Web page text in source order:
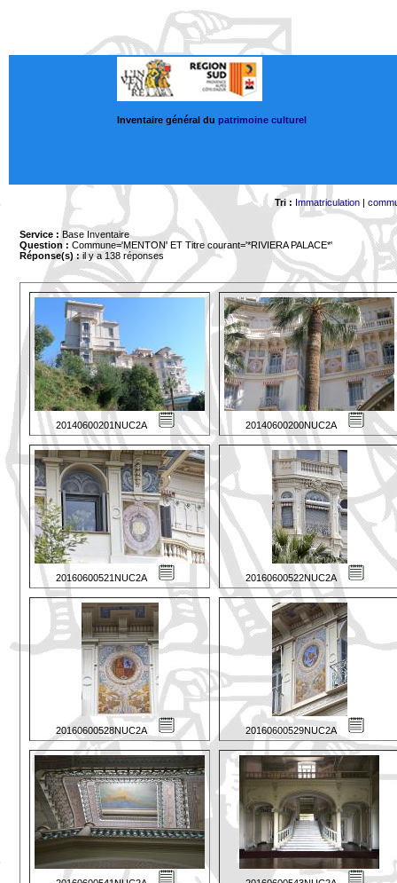
Inventaire général du patrimoine culturel
Tri : Immatriculation|
Service : Base Inventaire
Question : Commune='MENTON' ET Titre courant='*RIVIERA PALACE*'
Réponse(s) :il y a 138 réponses
20140600201NUC2A 20140600200NUC2A
20160600521NUC2A 20160600522NUC2A
20160600528NUC2A 20160600529NUC2A